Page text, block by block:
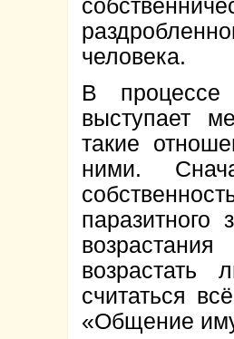
человека.
В процессе
выступает
такие
ними.
возрастать
считаться
«Общение